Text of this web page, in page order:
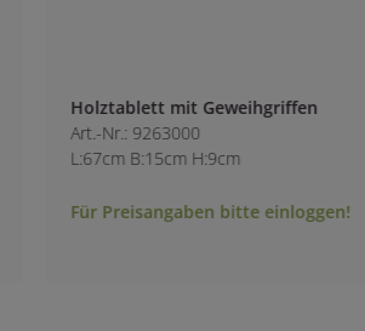
Holztablett mit Geweihgriffen
Art.-Nr.: 9263000
L:67cm B:15cm H:9cm
Für Preisangaben bitte einloggen!